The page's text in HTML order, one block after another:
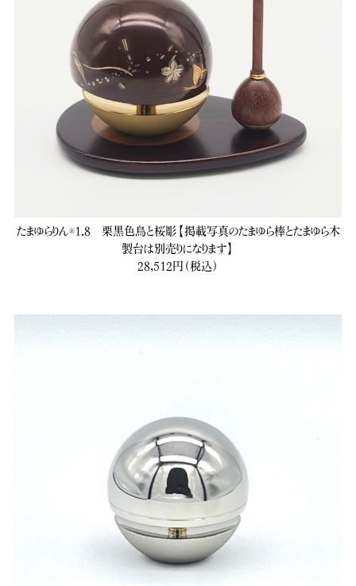
たまゆらりん®1.8 栗黒色鳥と桜彫【掲載写真のたまゆら棒とたまゆら木
製台は別売りになります】
28,512円（税込）